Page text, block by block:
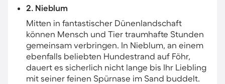
2. Nieblum
Mitten in fantastischer Dünenlandschaft​
können Mensch und Tier traumhafte Stunden
gemeinsam verbringen. In Nieblum, an einem
ebenfalls beliebten Hundestrand auf Föhr,
dauert es sicherlich nicht lange bis Ihr Liebling
mit seiner feinen Spürnase im Sand buddelt.